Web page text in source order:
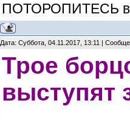
ПОТОРОПИТЕСЬ
Дата: Суббота, 04.11.2017, 13:11 |
Трое
выступят